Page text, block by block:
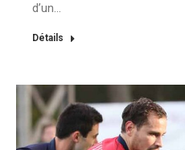
d’un…
Détails